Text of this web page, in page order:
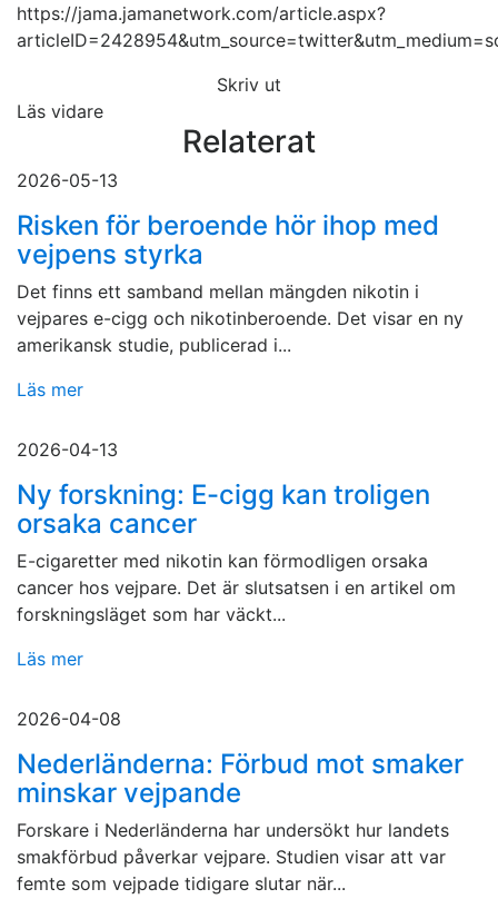
https://jama.jamanetwork.com/article.aspx?
Skriv ut
Läs vidare
Relaterat
2026-05-13
Risken för beroende hör ihop med
vejpens styrka
Det finns ett samband mellan mängden nikotin i
vejpares e-cigg och nikotinberoende. Det visar en ny
amerikansk studie, publicerad i...
Läs mer
2026-04-13
Ny forskning: E-cigg kan troligen
orsaka cancer
E-cigaretter med nikotin kan förmodligen orsaka
cancer hos vejpare. Det är slutsatsen i en artikel om
forskningsläget som har väckt...
Läs mer
2026-04-08
Nederländerna: Förbud mot smaker
minskar vejpande
Forskare i Nederländerna har undersökt hur landets
smakförbud påverkar vejpare. Studien visar att var
femte som vejpade tidigare slutar när...